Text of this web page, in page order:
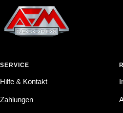
SERVICE
Hilfe & Kontakt
Zahlungen